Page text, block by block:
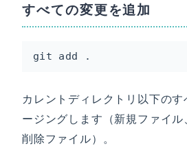
すべての変更を追加
git add .
カレントディレクトリ以下の
ージングします（新規ファイル
削除ファイル）。